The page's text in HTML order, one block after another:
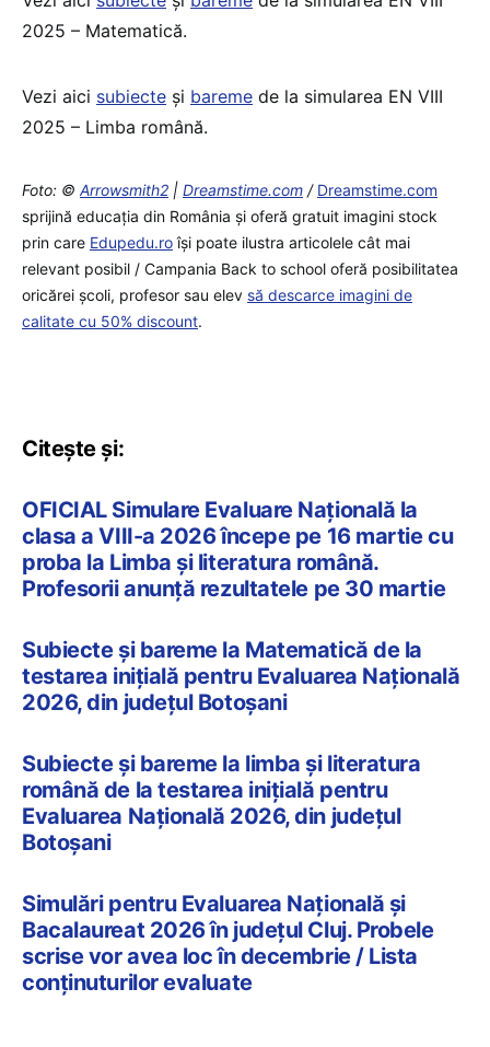
2025 – Matematică.
Vezi aici subiecte și bareme de la simularea EN VIII
2025 – Limba română.
Foto: © Arrowsmith2 | Dreamstime.com / Dreamstime.com
sprijină educaţia din România şi oferă gratuit imagini stock
prin care Edupedu.roîşi poate ilustra articolele cât mai
relevant posibil / Campania Back to school oferă posibilitatea
oricărei școli, profesor sau elev să descarce imagini de
calitate cu 50% discount.
Citește și:
​​OFICIAL Simulare Evaluare Națională la
clasa a VIII-a 2026 începe pe 16 martie cu
proba la Limba și literatura română.
Profesorii anunță rezultatele pe 30 martie
Subiecte și bareme la Matematică de la
testarea inițială pentru Evaluarea Națională
2026, din județul Botoșani
Subiecte și bareme la limba și literatura
română de la testarea inițială pentru
Evaluarea Națională 2026, din județul
Botoșani
Simulări pentru Evaluarea Națională și
Bacalaureat 2026 în județul Cluj. Probele
scrise vor avea loc în decembrie / Lista
conținuturilor evaluate